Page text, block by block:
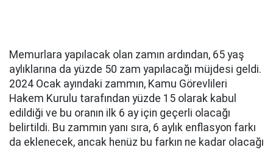
Memurlara yapılacak olan zamın ardından, 65 yaş
aylıklarına da yüzde 50 zam yapılacağı müjdesi geldi.
2024 Ocak ayındaki zammın, Kamu Görevlileri
Hakem Kurulu tarafından yüzde 15 olarak kabul
edildiği ve bu oranın ilk 6 ay için geçerli olacağı
belirtildi. Bu zammın yanı sıra, 6 aylık enflasyon farkı
da eklenecek, ancak henüz bu farkın ne kadar olacağı